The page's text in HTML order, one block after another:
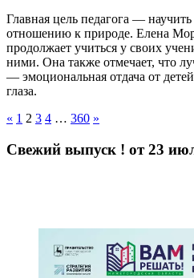
Главная цель педагога —
отношению к природе. Елена
продолжает учиться у своих
ними. Она также отмечает, что
— эмоциональная отдача от
глаза.
Пагинация
записей
« Previous
1 2 3 4 … 360 Next
»
Свежий выпуск ! от 23